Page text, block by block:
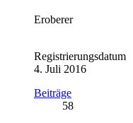
Eroberer
Registrierungsdatum
4. Juli 2016
Beiträge
58